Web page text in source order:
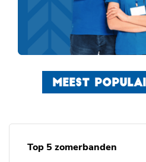
MEEST
Top 5 zomerbanden